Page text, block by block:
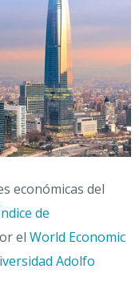
económicas del
de
el World Economic
Adolfo